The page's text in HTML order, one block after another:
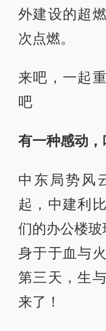
外建设的超
次点燃。
来吧，一起
吧
有一种感动
中东局势风
起，中建利
们的办公楼
身于于血与
第三天，生
来了！